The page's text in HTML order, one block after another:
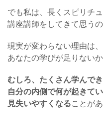
でも私は、長くスピリチ
講座講師をしてきて思うの
現実が変わらない理由は、
あなたの学びが足りない
むしろ、たくさん学んでき
自分の内側で何が起きて
見失いやすくなることが